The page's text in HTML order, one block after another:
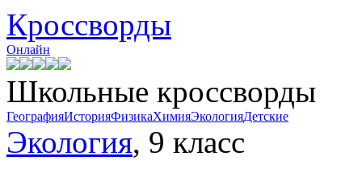
Кроссворды
Онлайн
Школьные кроссворды
ГеографияИсторияФизикаХимияЭкологияДетские
Экология, 9 класс